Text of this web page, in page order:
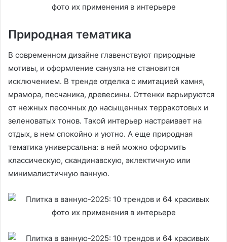
Природная тематика
В современном дизайне главенствуют природные
мотивы, и оформление санузла не становится
исключением. В тренде отделка с имитацией камня,
мрамора, песчаника, древесины. Оттенки варьируются
от нежных песочных до насыщенных терракотовых и
зеленоватых тонов. Такой интерьер настраивает на
отдых, в нем спокойно и уютно. А еще природная
тематика универсальна: в ней можно оформить
классическую, скандинавскую, эклектичную или
минималистичную ванную.